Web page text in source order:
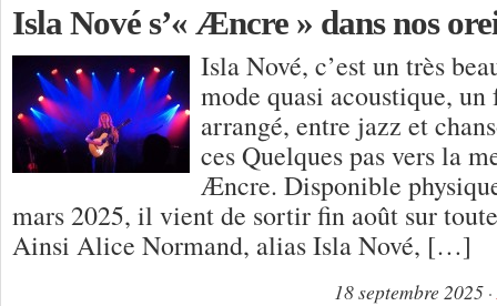
Isla Nové s’« Æncre » dans nos
Isla Nové, c’est un très
mode quasi acoustique,
arrangé, entre jazz et
ces Quelques pas vers la
Æncre. Disponible
mars 2025, il vient de sortir fin août sur
Ainsi Alice Normand, alias Isla Nové, […]
18 septembre 2025